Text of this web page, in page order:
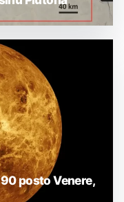
posto Venere,